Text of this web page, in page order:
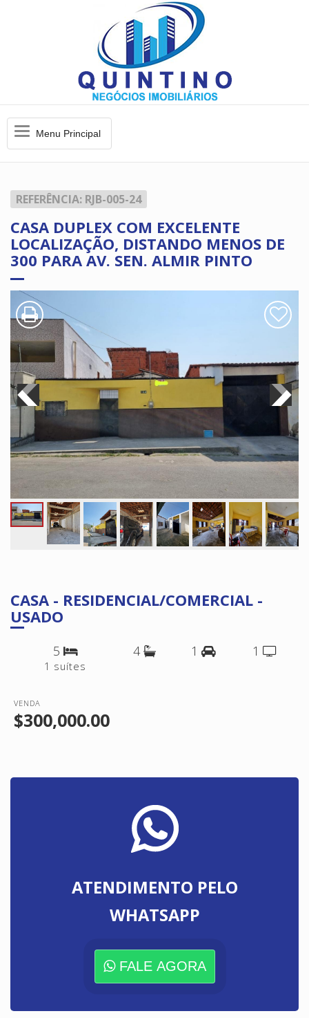
MenuMenu Principal
REFERÊNCIA: RJB-005-24
CASA DUPLEX COM EXCELENTE
LOCALIZAÇÃO, DISTANDO MENOS DE
300 PARA AV. SEN. ALMIR PINTO
CASA - RESIDENCIAL/COMERCIAL -
USADO
5
1 suítes
4 1 1
VENDA
$300,000.00
ATENDIMENTO PELO
WHATSAPP
FALE AGORA